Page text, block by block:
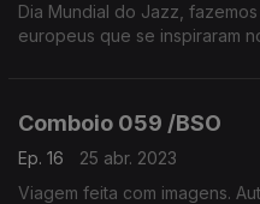
Dia Mundial do Jazz,
europeus que se inspiraram
Comboio 059 /BSO
Ep. 16
25 abr. 2023
Viagem feita com imagens.